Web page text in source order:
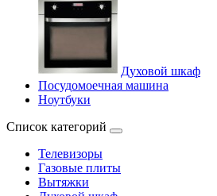
Духовой шкаф
Посудомоечная машина
Ноутбуки
Список категорий
Телевизоры
Газовые плиты
Вытяжки